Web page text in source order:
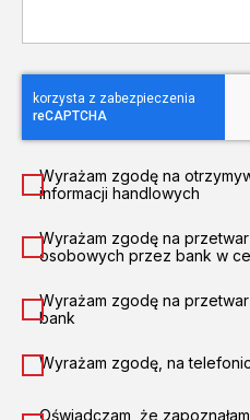
Wyrażam zgodę na
informacji handlowych
Wyrażam zgodę na
osobowych przez bank w
Wyrażam zgodę na
bank
Wyrażam zgodę, na
Oświadczam, że